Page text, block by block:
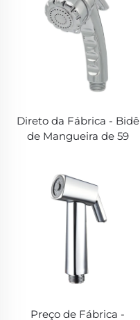
Antivazamento)
Direto da Fábrica - Bidê
de Mangueira de 59
Água de Alta Pressão
100PSI (Design Amigável
para Muçulmanos)
Preço de Fábrica -